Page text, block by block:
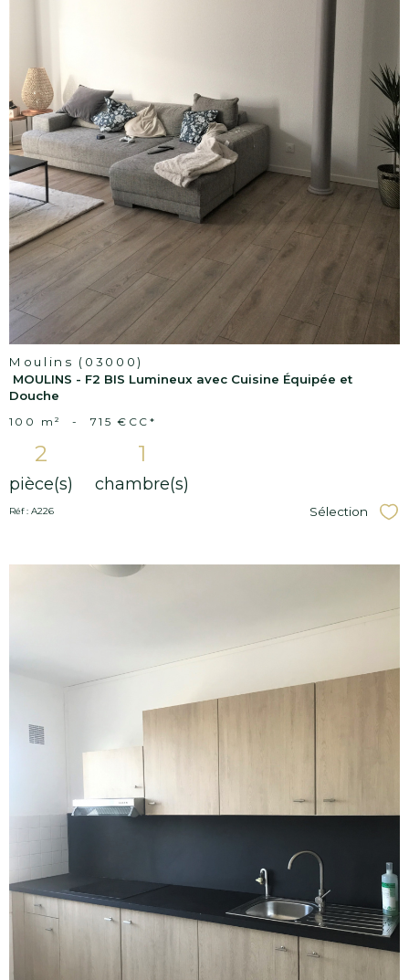
bien
Moulins (03000)
MOULINS - F2 BIS Lumineux avec Cuisine Équipée et
Douche
100 m² - 715 € CC*
2
pièce(s)
1
chambre(s)
Réf : A226 Sélection
Voir le
bien